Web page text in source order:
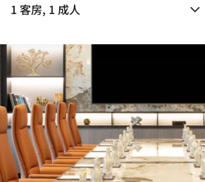
1 客房, 1 成人